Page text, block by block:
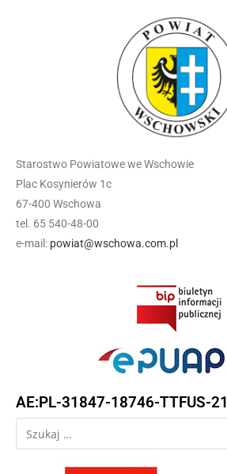
Starostwo Powiatowe we Wschowie
Plac Kosynierów 1c
67-400 Wschowa
tel. 65 540-48-00
e-mail: powiat@wschowa.com.pl
AE:PL-31847-18746-TTFUS-21